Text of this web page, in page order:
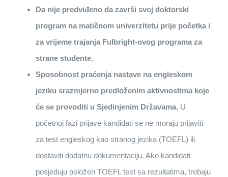
Da nije predviđeno da završi svoj doktorski
program na matičnom univerzitetu prije početka i
za vrijeme trajanja Fulbright-ovog programa za
strane studente,
Sposobnost praćenja nastave na engleskom
jeziku srazmjerno predloženim aktivnostima koje
će se provoditi u Sjedinjenim Državama, U
početnoj fazi prijave kandidati se ne moraju prijaviti
za test engleskog kao stranog jezika (TOEFL) ili
dostaviti dodatnu dokumentaciju. Ako kandidati
posjeduju položen TOEFL test sa rezultatima, trebaju